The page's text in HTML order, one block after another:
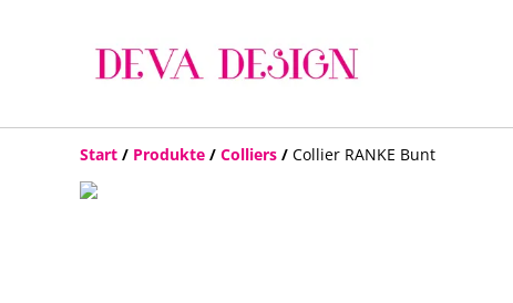
Start / Produkte / Colliers / Collier RANKE Bunt